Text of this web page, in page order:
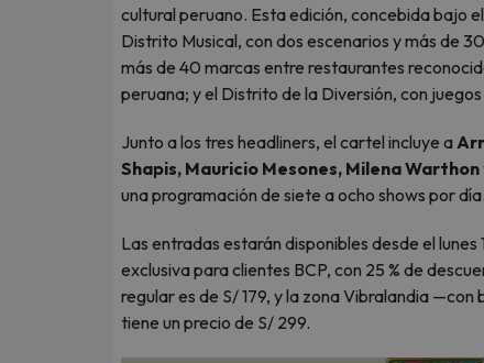
cultural peruano. Esta edición, concebida bajo
Distrito Musical, con dos escenarios y más de
más de 40 marcas entre restaurantes
peruana; y el Distrito de la Diversión, con
Junto a los tres headliners, el cartel incluye a
Shapis, Mauricio Mesones, Milena Warthon
una programación de siete a ocho shows por día.
Las entradas estarán disponibles desde el
exclusiva para clientes BCP, con 25 % de
regular es de S/ 179, y la zona Vibralandia
tiene un precio de S/ 299.